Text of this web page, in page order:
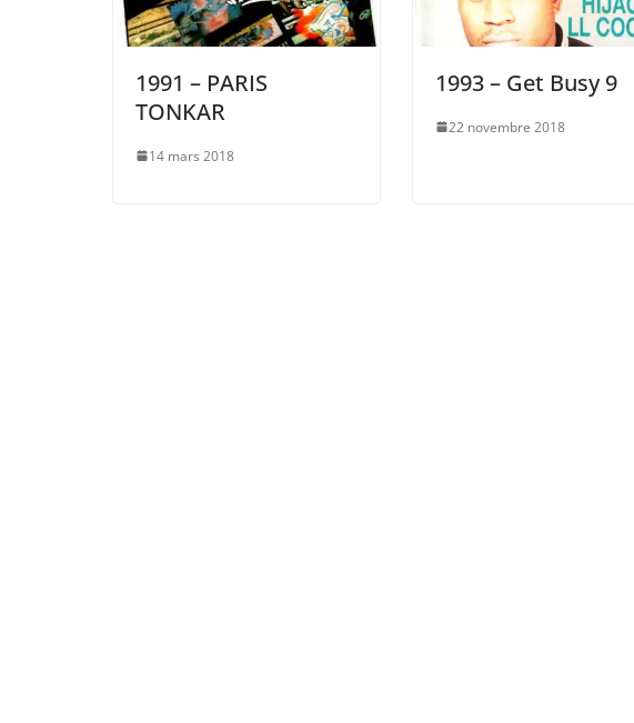
1991 – PARIS
TONKAR
14 mars 2018
1993 – Get Busy 9
22 novembre 2018